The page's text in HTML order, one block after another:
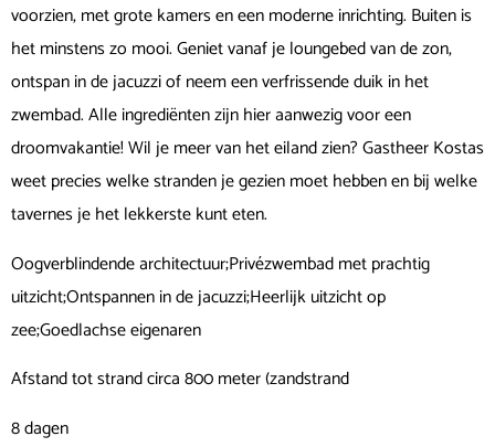
voorzien, met grote kamers en een moderne inrichting. Buiten is
het minstens zo mooi. Geniet vanaf je loungebed van de zon,
ontspan in de jacuzzi of neem een verfrissende duik in het
zwembad. Alle ingrediënten zijn hier aanwezig voor een
droomvakantie! Wil je meer van het eiland zien? Gastheer Kostas
weet precies welke stranden je gezien moet hebben en bij welke
tavernes je het lekkerste kunt eten.
Oogverblindende architectuur;Privézwembad met prachtig
uitzicht;Ontspannen in de jacuzzi;Heerlijk uitzicht op
zee;Goedlachse eigenaren
Afstand tot strand circa 800 meter (zandstrand
8 dagen